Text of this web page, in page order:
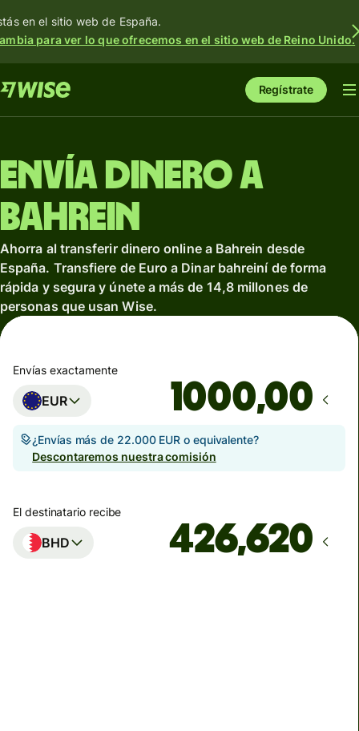
en el sitio web de España.
para ver lo que ofrecemos en el sitio web de Reino Unido.
Regístrate
Envía dinero a
Bahrein
Ahorra al transferir dinero online a Bahrein desde
España. Transfiere de Euro a Dinar bahreiní de forma
rápida y segura y únete a más de 14,8 millones de
personas que usan Wise.
Envías exactamente
EUR ,00
¿Envías más de 22.000 EUR o equivalente?
Descontaremos nuestra comisión
El destinatario recibe
BHD